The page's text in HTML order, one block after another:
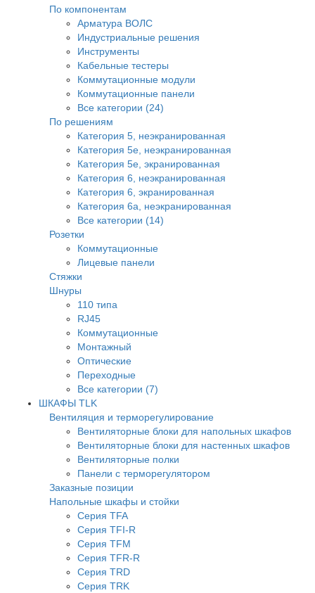
По компонентам
Арматура ВОЛС
Индустриальные решения
Инструменты
Кабельные тестеры
Коммутационные модули
Коммутационные панели
Все категории (24)
По решениям
Категория 5, неэкранированная
Категория 5е, неэкранированная
Категория 5е, экранированная
Категория 6, неэкранированная
Категория 6, экранированная
Категория 6а, неэкранированная
Все категории (14)
Розетки
Коммутационные
Лицевые панели
Стяжки
Шнуры
110 типа
RJ45
Коммутационные
Монтажный
Оптические
Переходные
Все категории (7)
ШКАФЫ TLK
Вентиляция и терморегулирование
Вентиляторные блоки для напольных шкафов
Вентиляторные блоки для настенных шкафов
Вентиляторные полки
Панели с терморегулятором
Заказные позиции
Напольные шкафы и стойки
Серия TFA
Серия TFI-R
Серия TFM
Серия TFR-R
Серия TRD
Серия TRK